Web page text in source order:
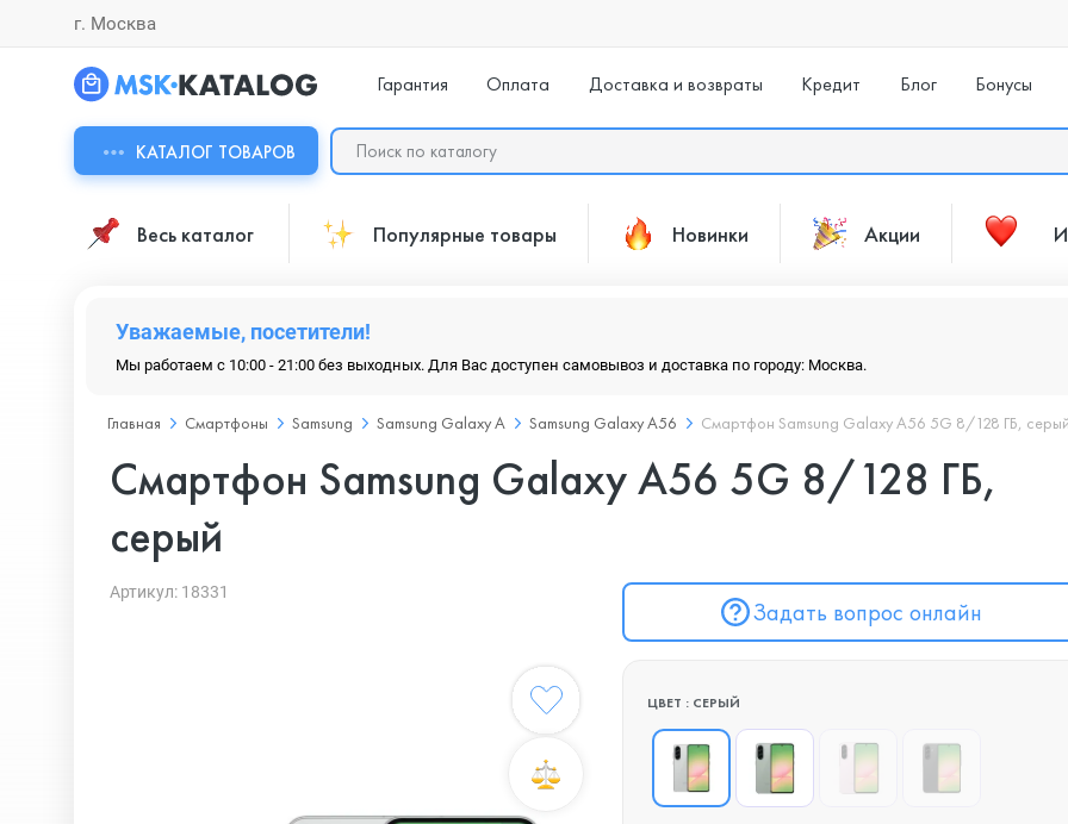
г. Москва
Гарантия Оплата Доставка и возвраты Кредит Блог Бонусы
КАТАЛОГ ТОВАРОВ
Весь каталог Популярные товары Новинки Акции
Уважаемые, посетители!
Мы работаем с 10:00 - 21:00 без выходных. Для Вас доступен самовывоз и доставка по городу: Москва.
Главная Смартфоны Samsung Samsung Galaxy A Samsung Galaxy A56 Смартфон Samsung Galaxy A56 5G 8/128 ГБ,
Смартфон Samsung Galaxy A56 5G 8/128 ГБ,
серый
Артикул: 18331
Задать вопрос онлайн
ЦВЕТ : СЕРЫЙ